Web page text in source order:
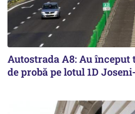
Autostrada A8: Au început
de probă pe lotul 1D